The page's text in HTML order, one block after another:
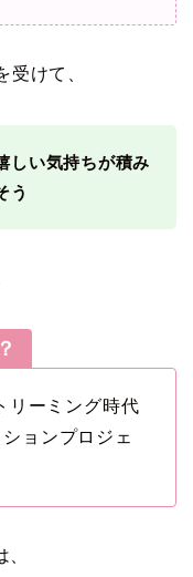
けて、
しい気持ちが積み
う
リーミング時代
ョンプロジェ